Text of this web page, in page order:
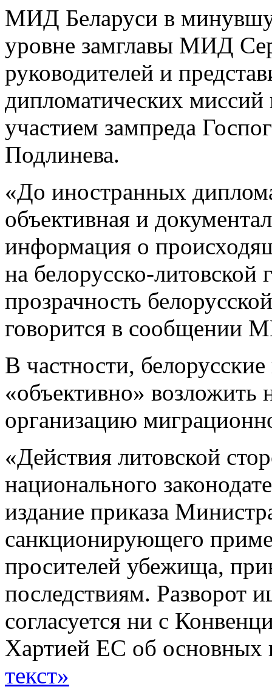
МИД Беларуси в
уровне замглавы МИД
руководителей и
дипломатических миссий
участием зампреда
Подлинева.
«До иностранных
объективная и
информация о
на белорусско-
прозрачность
говорится в сообщении
В частности, белорусские
«объективно» возложить
организацию
«Действия литовской
национального
издание приказа
санкционирующего
просителей убежища,
последствиям.
согласуется ни с
Хартией ЕС об основных
текст»